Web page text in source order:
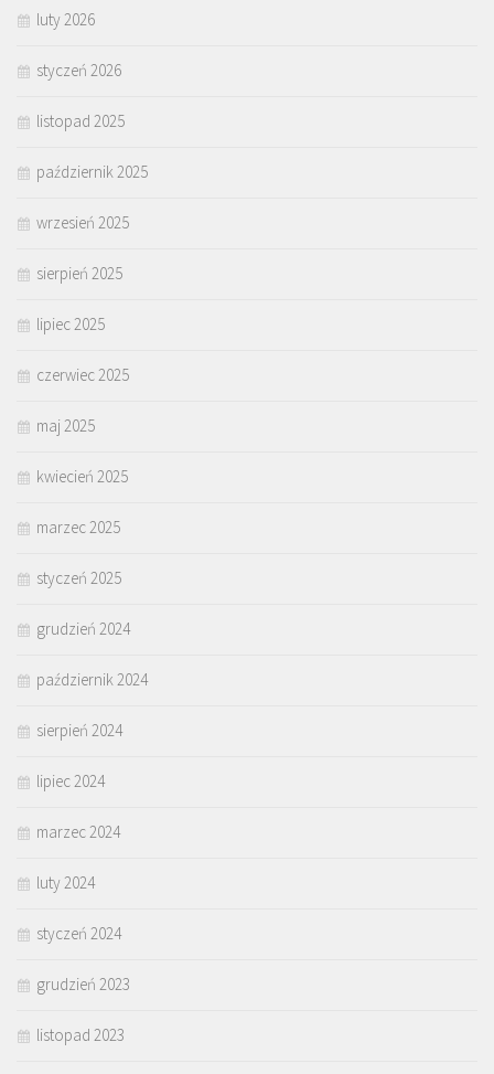
luty 2026
styczeń 2026
listopad 2025
październik 2025
wrzesień 2025
sierpień 2025
lipiec 2025
czerwiec 2025
maj 2025
kwiecień 2025
marzec 2025
styczeń 2025
grudzień 2024
październik 2024
sierpień 2024
lipiec 2024
marzec 2024
luty 2024
styczeń 2024
grudzień 2023
listopad 2023